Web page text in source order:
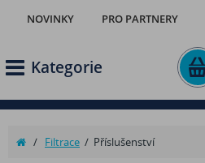
NOVINKY PRO PARTNERY
Kategorie
/ Filtrace / Příslušenství